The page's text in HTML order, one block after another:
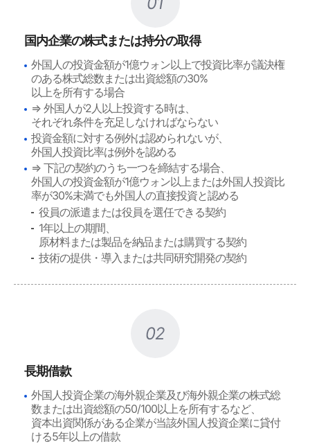
国内企業の株式または持分の取得
外国人の投資金額が1億ウォン以上で投資比率が議決権
のある株式総数または出資総額の30%
以上を所有する場合
⇒ 外国人が2人以上投資する時は、
それぞれ条件を充足しなければならない
投資金額に対する例外は認められないが、
外国人投資比率は例外を認める
⇒ 下記の契約のうち一つを締結する場合、
外国人の投資金額が1億ウォン以上または外国人投資比
率が30%未満でも外国人の直接投資と認める
役員の派遣または役員を選任できる契約
1年以上の期間、
原材料または製品を納品または購買する契約
技術の提供・導入または共同研究開発の契約
02
長期借款
外国人投資企業の海外親企業及び海外親企業の株式総
数または出資総額の50/100以上を所有するなど、
資本出資関係がある企業が当該外国人投資企業に貸付
ける5年以上の借款